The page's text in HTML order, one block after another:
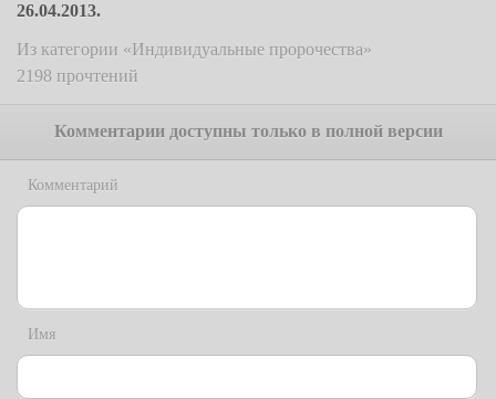
26.04.2013.
Из категории «Индивидуальные пророчества»
2198 прочтений
Комментарии доступны только в полной версии
Комментарий
Имя